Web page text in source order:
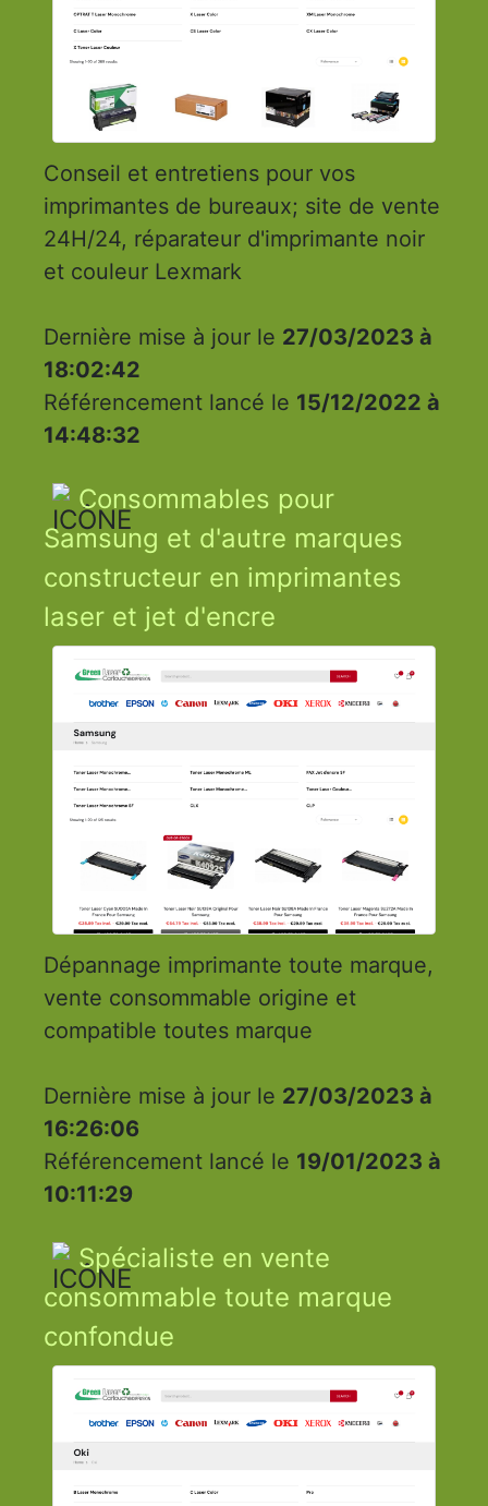
Conseil et entretiens pour vos
imprimantes de bureaux; site de vente
24H/24, réparateur d'imprimante noir
et couleur Lexmark
Dernière mise à jour le 27/03/2023 à
18:02:42
Référencement lancé le 15/12/2022 à
14:48:32
Consommables pour
Samsung et d'autre marques
constructeur en imprimantes
laser et jet d'encre
Dépannage imprimante toute marque,
vente consommable origine et
compatible toutes marque
Dernière mise à jour le 27/03/2023 à
16:26:06
Référencement lancé le 19/01/2023 à
10:11:29
Spécialiste en vente
consommable toute marque
confondue